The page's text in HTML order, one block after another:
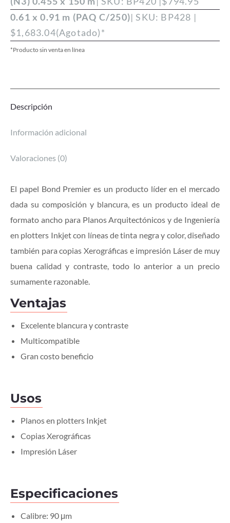
0.61 x 0.91 m (PAQ C/250)| SKU: BP428 |
$1,683.04(Agotado)*
*Producto sin venta en línea
Descripción
Información adicional
Valoraciones (0)
El papel Bond Premier es un producto líder en el mercado
dada su composición y blancura, es un producto ideal de
formato ancho para Planos Arquitectónicos y de Ingeniería
en plotters Inkjet con líneas de tinta negra y color, diseñado
también para copias Xerográficas e impresión Láser de muy
buena calidad y contraste, todo lo anterior a un precio
sumamente razonable.
Ventajas
Excelente blancura y contraste
Multicompatible
Gran costo beneficio
Usos
Planos en plotters Inkjet
Copias Xerográficas
Impresión Láser
Especificaciones
Calibre: 90 μm